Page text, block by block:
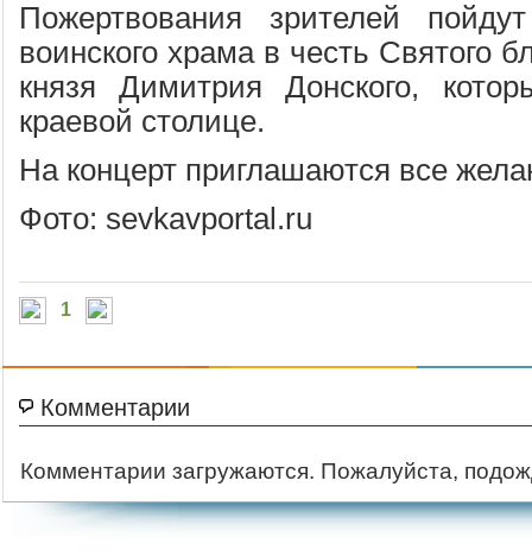
Пожертвования зрителей
воинского храма в честь Святого
князя Димитрия Донского,
краевой столице.
На концерт приглашаются все
Фото: sevkavportal.ru
1
Комментарии
Комментарии загружаются. Пожалуйста,